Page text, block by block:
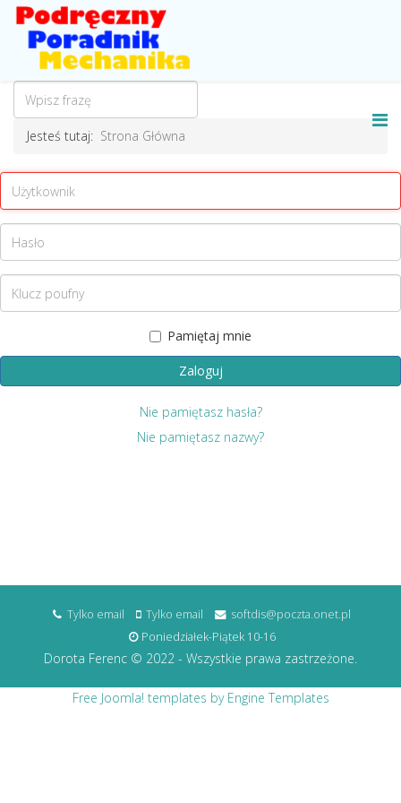
Jesteś tutaj: Strona Główna
Pamiętaj mnie
Zaloguj
Nie pamiętasz hasła?
Nie pamiętasz nazwy?
Tylko email Tylko email
softdis@poczta.onet.pl
Poniedziałek-Piątek 10-16
Dorota Ferenc © 2022 - Wszystkie prawa zastrzeżone.
Free Joomla! templates by Engine Templates